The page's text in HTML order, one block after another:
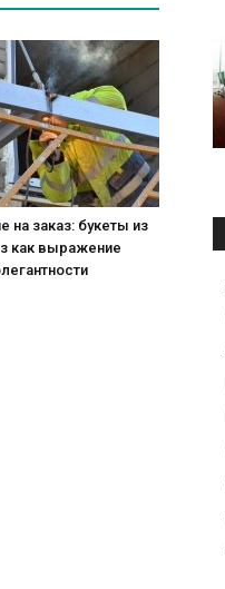
на заказ: букеты из
как выражение